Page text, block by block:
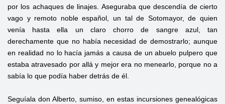
por los achaques de linajes. Aseguraba que descendía de cierto
vago y remoto noble español, un tal de Sotomayor, de quien
venía hasta ella un claro chorro de sangre azul, tan
derechamente que no había necesidad de demostrarlo; aunque
en realidad no lo hacía jamás a causa de un abuelo pulpero que
estaba atravesado por allá y mejor era no menearlo, porque no a
sabía lo que podía haber detrás de él.
Seguíala don Alberto, sumiso, en estas incursiones genealógicas